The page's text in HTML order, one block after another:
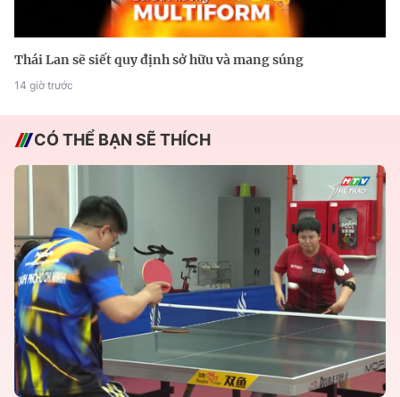
Thái Lan sẽ siết quy định sở hữu và mang súng
14 giờ trước
CÓ THỂ BẠN SẼ THÍCH